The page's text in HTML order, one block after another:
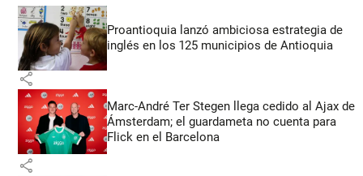
Proantioquia lanzó ambiciosa estrategia de
inglés en los 125 municipios de Antioquia
share
Marc-André Ter Stegen llega cedido al Ajax de
Ámsterdam; el guardameta no cuenta para
Flick en el Barcelona
share